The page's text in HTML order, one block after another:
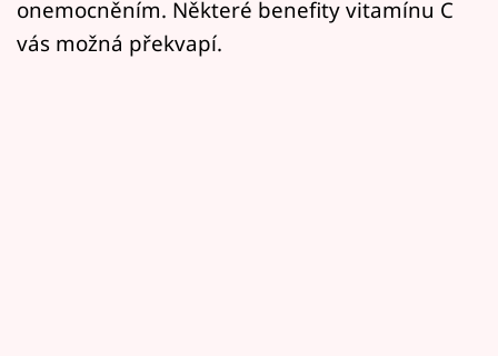
onemocněním. Některé benefity vitamínu C
vás možná překvapí.